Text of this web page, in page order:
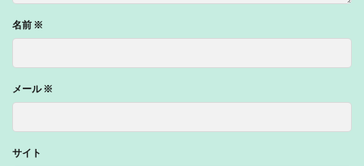
名前 ※
メール※
サイト